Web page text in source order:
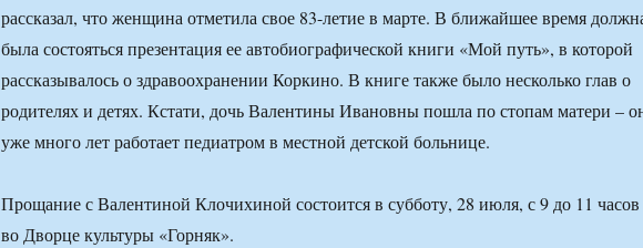
рассказал, что женщина отметила свое 83-летие в марте. В ближайшее время
была состояться презентация ее автобиографической книги «Мой путь», в которой
рассказывалось о здравоохранении Коркино. В книге также было несколько глав о
родителях и детях. Кстати, дочь Валентины Ивановны пошла по стопам матери –
уже много лет работает педиатром в местной детской больнице.
Прощание с Валентиной Клочихиной состоится в субботу, 28 июля, с 9 до 11 часов
во Дворце культуры «Горняк».